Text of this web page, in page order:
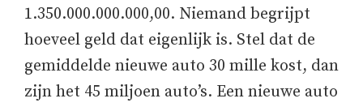
1.350.000.000.000,00. Niemand begrijpt
hoeveel geld dat eigenlijk is. Stel dat de
gemiddelde nieuwe auto 30 mille kost, dan
zijn het 45 miljoen auto’s. Een nieuwe auto